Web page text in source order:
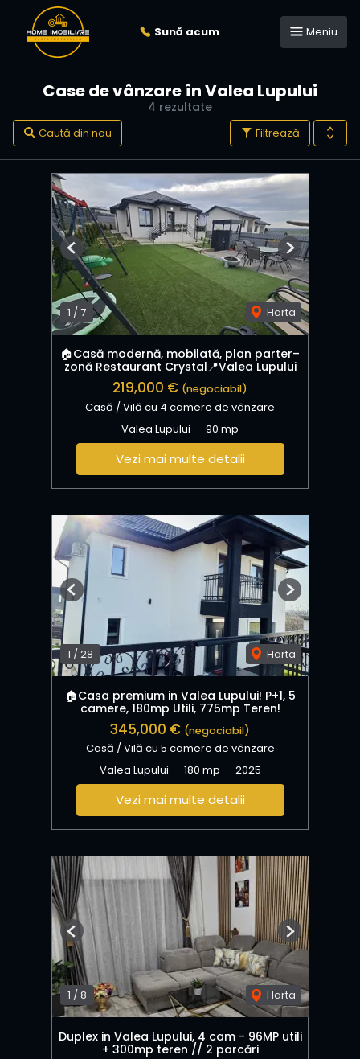
Sună acum Meniu
4 rezultate
Case de vânzare în Valea Lupului
Filtrează
Caută din nou
1 /7 Harta
Previous Next
🏠Casă modernă, mobilată, plan parter–
zonă Restaurant Crystal📍Valea Lupului
219,000 € (negociabil)
Casă / Vilă cu 4 camere de vânzare
Valea Lupului
90 mp
Vezi mai multe detalii
1 /28 Harta
Previous Next
🏠Casa premium in Valea Lupului! P+1, 5
camere, 180mp Utili, 775mp Teren!
345,000 € (negociabil)
Casă / Vilă cu 5 camere de vânzare
Valea Lupului
180 mp 2025
Vezi mai multe detalii
1 / 8 Harta
Previous Next
Duplex in Valea Lupului, 4 cam - 96MP utili
+ 300mp teren // 2 parcări